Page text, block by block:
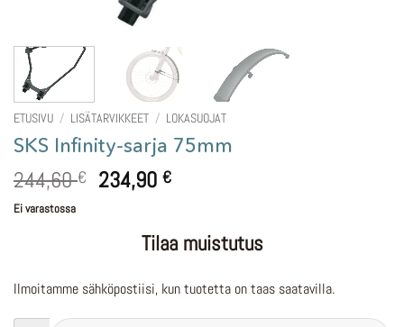
ETUSIVU / LISÄTARVIKKEET / LOKASUOJAT
SKS Infinity-sarja 75mm
244,60€ Alkuperäinen
hinta
244,60 €.
234,90€Nykyinen
234,90 €.
Ei varastossa
Tilaa muistutus
Ilmoitamme sähköpostiisi, kun tuotetta on taas saatavilla.